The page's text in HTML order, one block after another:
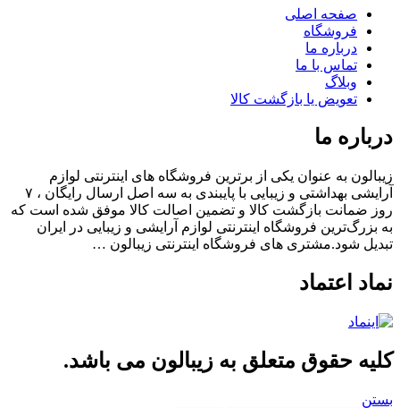
صفحه اصلی
فروشگاه
درباره ما
تماس با ما
وبلاگ
تعویض یا بازگشت کالا
ما
به عنوان یکی از برترین فروشگاه های اینترنتی لوازم
آرایشی بهداشتی و زیبایی با پایبندی به سه اصل ارسال رایگان ، ۷
ضمانت بازگشت کالا و تضمین اصالت کالا موفق شده است که
فروشگاه اینترنتی لوازم آرایشی و زیبایی در ایران
شود.مشتری های فروشگاه اینترنتی زیبالون …
اعتماد
حقوق متعلق به زیبالون می باشد.